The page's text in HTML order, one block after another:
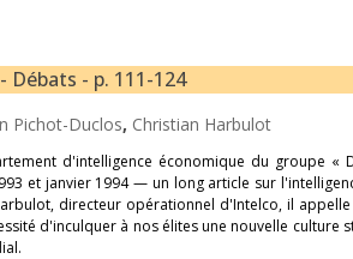
Débats - p. 111-124
Pichot-Duclos, Christian Harbulot
d'intelligence économique du groupe «
et janvier 1994 — un long article sur
directeur opérationnel d'Intelco, il
d'inculquer à nos élites une nouvelle culture